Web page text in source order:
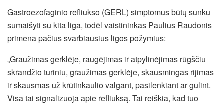
Gastroezofaginio refliukso (GERL) simptomus būtų sunku
sumaišyti su kita liga, todėl vaistininkas Paulius Raudonis
primena pačius svarbiausius ligos požymius:
„Graužimas gerklėje, raugėjimas ir atpylinėjimas rūgščiu
skrandžio turiniu, graužimas gerklėje, skausmingas rijimas
ir skausmas už krūtinkaulio valgant, pasilenkiant ar gulint.
Visa tai signalizuoja apie refliuksą. Tai reiškia, kad tuo